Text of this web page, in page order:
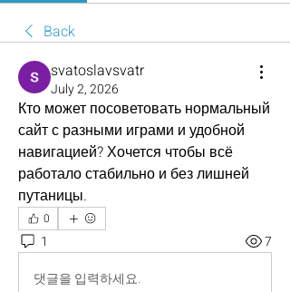
Back
svatoslavsvatr
July 2, 2026
Кто может посоветовать нормальный
сайт с разными играми и удобной
навигацией? Хочется чтобы всё
работало стабильно и без лишней
путаницы.
0
1
7
댓글을 입력하세요.